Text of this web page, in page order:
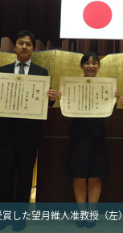
賞した望月維人准教授（